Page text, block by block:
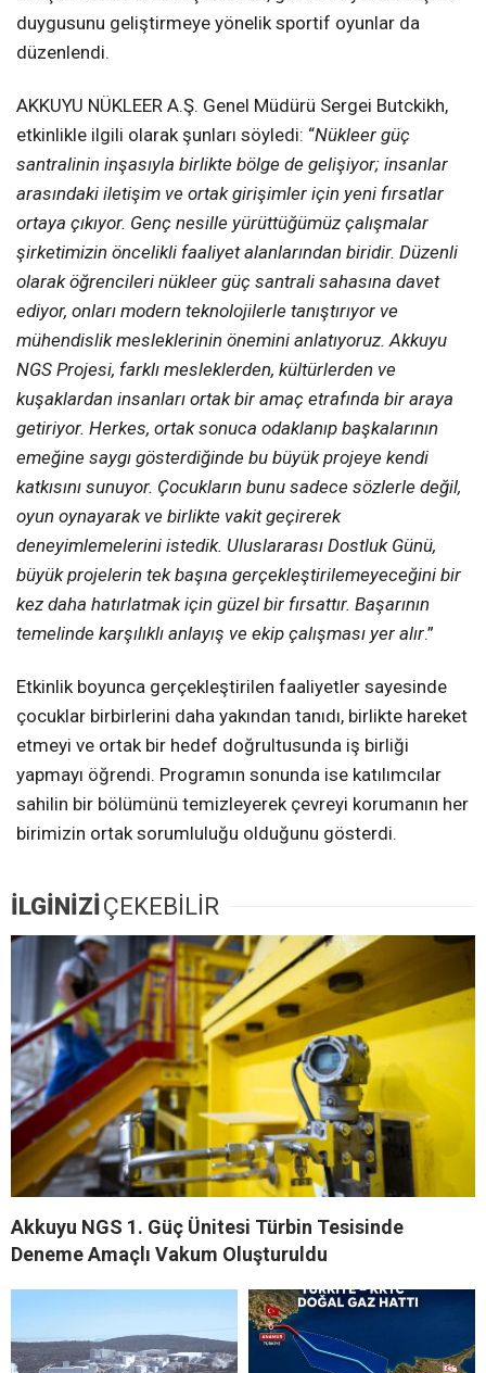
duygusunu geliştirmeye yönelik sportif oyunlar da
düzenlendi.
AKKUYU NÜKLEER A.Ş. Genel Müdürü Sergei Butckikh,
etkinlikle ilgili olarak şunları söyledi: “Nükleer güç
santralinin inşasıyla birlikte bölge de gelişiyor; insanlar
arasındaki iletişim ve ortak girişimler için yeni fırsatlar
ortaya çıkıyor. Genç nesille yürüttüğümüz çalışmalar
şirketimizin öncelikli faaliyet alanlarından biridir. Düzenli
olarak öğrencileri nükleer güç santrali sahasına davet
ediyor, onları modern teknolojilerle tanıştırıyor ve
mühendislik mesleklerinin önemini anlatıyoruz. Akkuyu
NGS Projesi, farklı mesleklerden, kültürlerden ve
kuşaklardan insanları ortak bir amaç etrafında bir araya
getiriyor. Herkes, ortak sonuca odaklanıp başkalarının
emeğine saygı gösterdiğinde bu büyük projeye kendi
katkısını sunuyor. Çocukların bunu sadece sözlerle değil,
oyun oynayarak ve birlikte vakit geçirerek
deneyimlemelerini istedik. Uluslararası Dostluk Günü,
büyük projelerin tek başına gerçekleştirilemeyeceğini bir
kez daha hatırlatmak için güzel bir fırsattır. Başarının
temelinde karşılıklı anlayış ve ekip çalışması yer alır.”
Etkinlik boyunca gerçekleştirilen faaliyetler sayesinde
çocuklar birbirlerini daha yakından tanıdı, birlikte hareket
etmeyi ve ortak bir hedef doğrultusunda iş birliği
yapmayı öğrendi. Programın sonunda ise katılımcılar
sahilin bir bölümünü temizleyerek çevreyi korumanın her
birimizin ortak sorumluluğu olduğunu gösterdi.
İLGİNİZİÇEKEBİLİR
Akkuyu NGS 1. Güç Ünitesi Türbin Tesisinde
Deneme Amaçlı Vakum Oluşturuldu